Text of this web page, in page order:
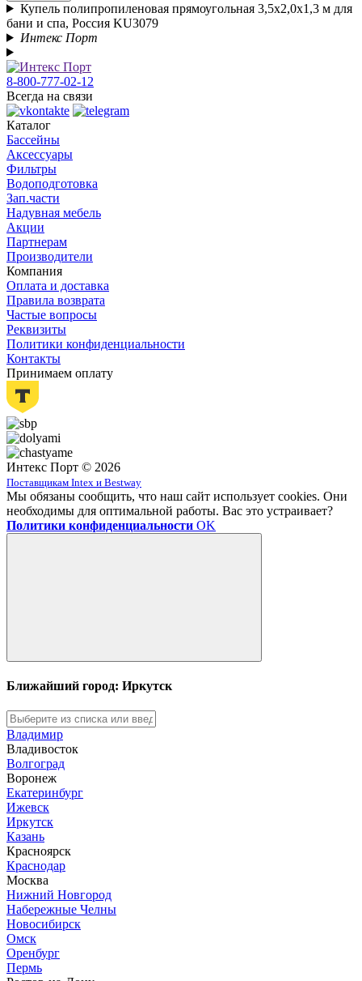
Купель полипропиленовая прямоугольная 3,5х2,0х1,3 м для
бани и спа, Россия KU3079
Интекс Порт
8-800-777-02-12
Всегда на связи
Каталог
Бассейны
Аксессуары
Фильтры
Водоподготовка
Зап.части
Надувная мебель
Акции
Партнерам
Производители
Компания
Оплата и доставка
Правила возврата
Частые вопросы
Реквизиты
Политики конфиденциальности
Контакты
Принимаем оплату
Интекс Порт © 2026
Поставщикам Intex и Bestway
Мы обязаны сообщить, что наш сайт использует cookies. Они
необходимы для оптимальной работы. Вас это устраивает?
Политики конфиденциальности OK
Ближайший город: Иркутск
Владимир
Владивосток
Волгоград
Воронеж
Екатеринбург
Ижевск
Иркутск
Казань
Красноярск
Краснодар
Москва
Нижний Новгород
Набережные Челны
Новосибирск
Омск
Оренбург
Пермь